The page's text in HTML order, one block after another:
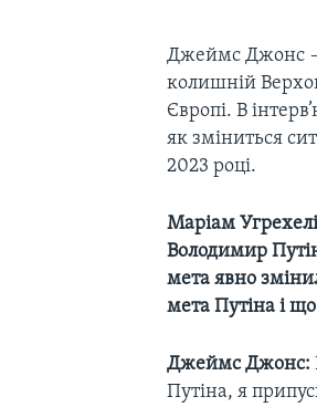
Джеймс Джонс —
колишній
Європі. В
як зміниться
2023 році.
Маріам
Володимир
мета явно
мета Путіна і
Джеймс Джонс:
Путіна, я